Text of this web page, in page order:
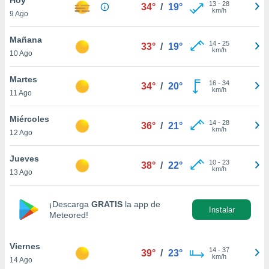
en
más
nuestra
de
aceptar
de
9 Ago
34° / 19° 13- 28
km/h
Mañana
10 Ago
33° / 19° 14- 25
km/h
Martes
11 Ago
34° / 20° 16- 34
km/h
Miércoles
12 Ago
36° / 21° 14- 28
km/h
Jueves
13 Ago
38° / 22° 10- 23
km/h
¡Descarga GRATIS la app de
Meteored!
Instalar
Viernes
14 Ago
39° / 23° 14- 37
km/h